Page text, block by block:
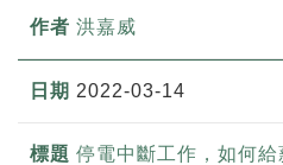
洪嘉威
2022-03-14
停電中斷工作，如何給